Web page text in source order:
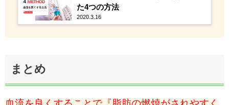
た4つの方法
2020.3.16
まとめ